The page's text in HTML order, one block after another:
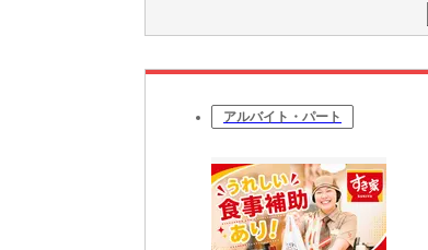
アルバイト・パート